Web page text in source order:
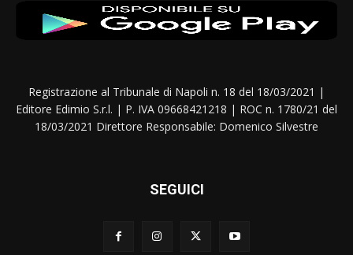
Registrazione al Tribunale di Napoli n. 18 del 18/03/2021 |
Editore Edimio S.r.l. | P. IVA 09668421218 | ROC n. 1780/21 del
18/03/2021 Direttore Responsabile: Domenico Silvestre
SEGUICI